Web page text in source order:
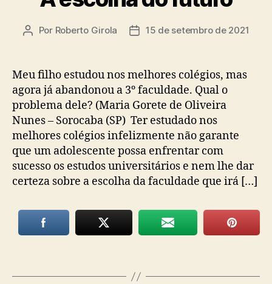
Autor
Por Roberto Girola
Data15 de setembro de 2021
Meu filho estudou nos melhores colégios, mas
agora já abandonou a 3º faculdade. Qual o
problema dele? (Maria Gorete de Oliveira
Nunes – Sorocaba (SP) Ter estudado nos
melhores colégios infelizmente não garante
que um adolescente possa enfrentar com
sucesso os estudos universitários e nem lhe dar
certeza sobre a escolha da faculdade que irá […]